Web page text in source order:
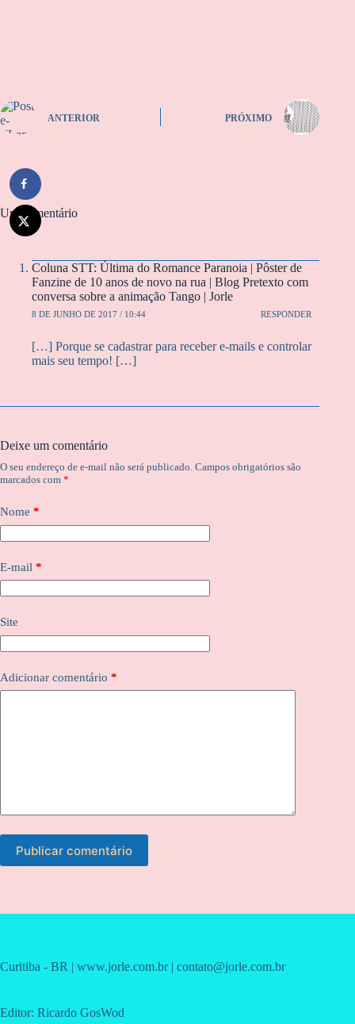
ANTERIOR PRÓXIMO
Um comentário
Coluna STT: Última do Romance Paranoia | Pôster de
Fanzine de 10 anos de novo na rua | Blog Pretexto com
conversa sobre a animação Tango | Jorle
8 DE JUNHO DE 2017 / 10:44 RESPONDER
[…] Porque se cadastrar para receber e-mails e controlar
mais seu tempo! […]
Deixe um comentário
O seu endereço de e-mail não será publicado. Campos obrigatórios são
marcados com *
Nome *
E-mail *
Site
Adicionar comentário *
Publicar comentário
Curitiba - BR | www.jorle.com.br | contato@jorle.com.br
Editor: Ricardo GosWod